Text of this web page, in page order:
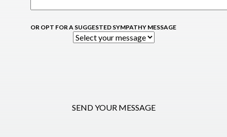
OR OPT FOR A SUGGESTED SYMPATHY MESSAGE
SEND YOUR MESSAGE